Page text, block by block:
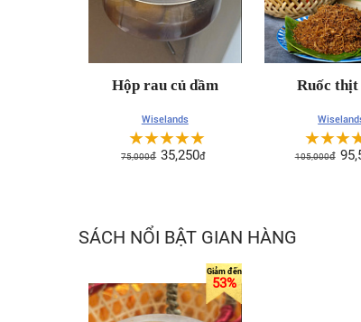
Hộp rau củ dầm
Wiselands
☆☆☆☆☆
75,000đ 35,250đ
Ruốc thịt
☆ ☆ ☆
105,000đ
SÁCH NỔI BẬT GIAN HÀNG
53%